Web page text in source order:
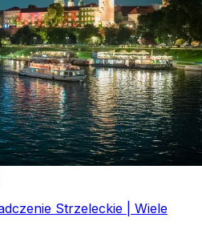
Strzeleckie | Wiele